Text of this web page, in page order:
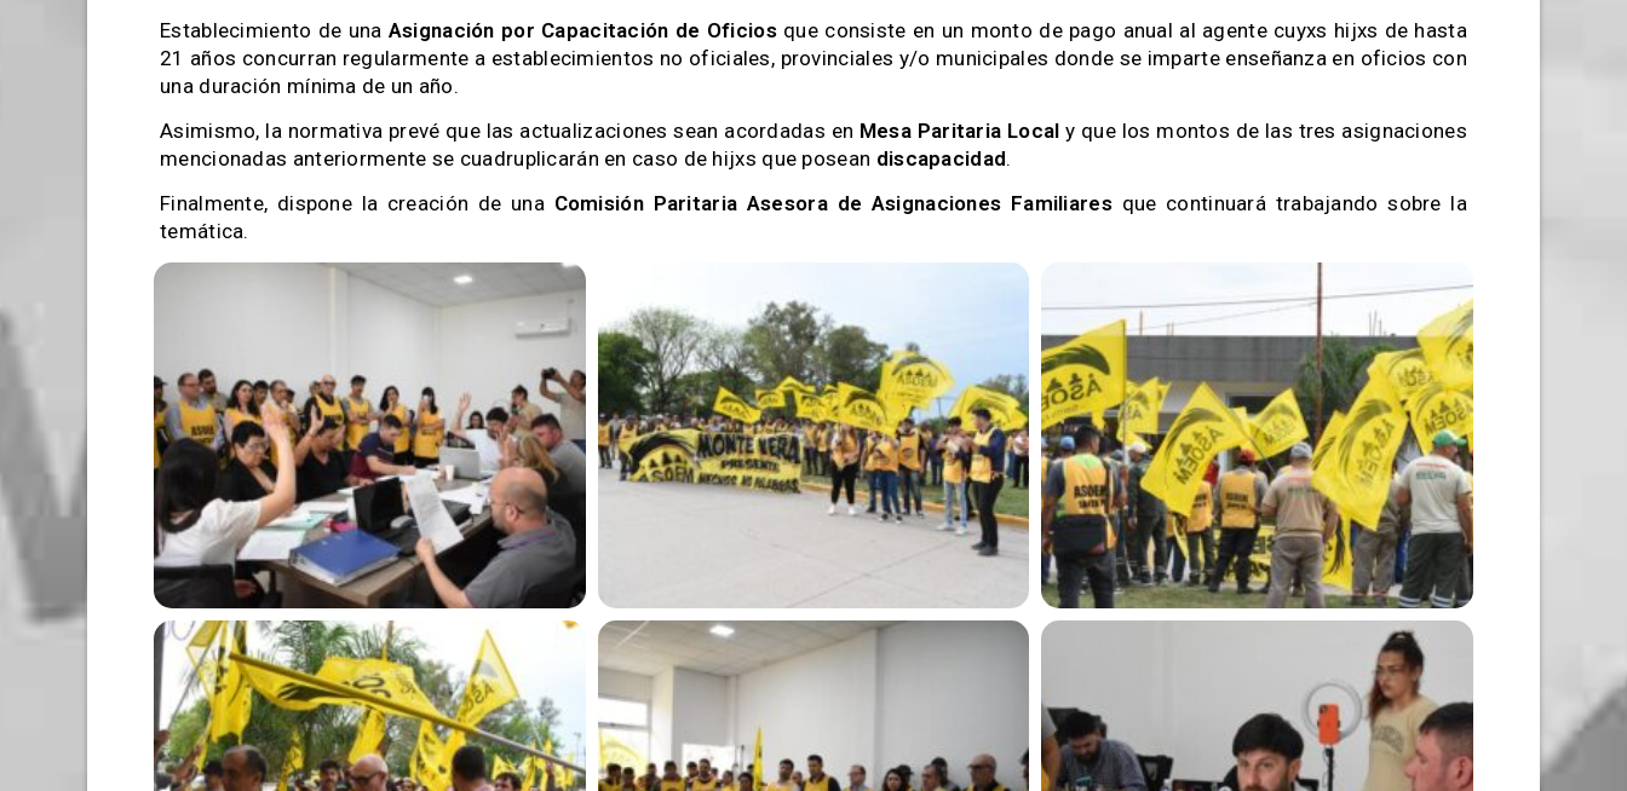
Establecimiento de una Asignación por Capacitación de Oficiosque consiste en un monto de pago anual al agente cuyxs hijxs de hasta
21 años concurran regularmente a establecimientos no oficiales, provinciales y/o municipales donde se imparte enseñanza en oficios con
una duración mínima de un año.
Asimismo, la normativa prevé que las actualizaciones sean acordadas en Mesa Paritaria Local y que los montos de las tres asignaciones
mencionadas anteriormente se cuadruplicarán en caso de hijxs que posean discapacidad.
Finalmente, dispone la creación de una Comisión Paritaria Asesora de Asignaciones Familiaresque continuará trabajando sobre la
temática.